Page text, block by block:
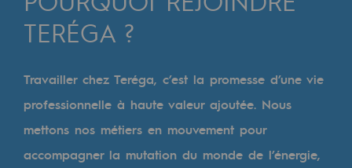
Transversalité et Collaboratif
Une organisation certifiée
Notre organisation
Notre organisation
TERÉGA ?
Travailler chez Teréga, c’est la promesse d’une vie
professionnelle à haute valeur ajoutée. Nous
mettons nos métiers en mouvement pour
accompagner la mutation du monde de l’énergie,